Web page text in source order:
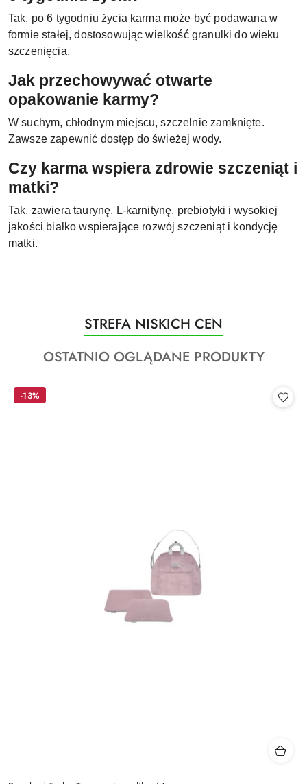
Tak, po 6 tygodniu życia karma może być podawana w
formie stałej, dostosowując wielkość granulki do wieku
szczenięcia.
Jak przechowywać otwarte
opakowanie karmy?
W suchym, chłodnym miejscu, szczelnie zamknięte.
Zawsze zapewnić dostęp do świeżej wody.
Czy karma wspiera zdrowie szczeniąt i
matki?
Tak, zawiera taurynę, L-karnitynę, prebiotyki i wysokiej
jakości białko wspierające rozwój szczeniąt i kondycję
matki.
Pomiń karuzelę produktów
Produkty
o
statusie:
STREFA NISKICH CEN
Produkty
statusie:
OSTATNIO OGLĄDANE PRODUKTY
-13%